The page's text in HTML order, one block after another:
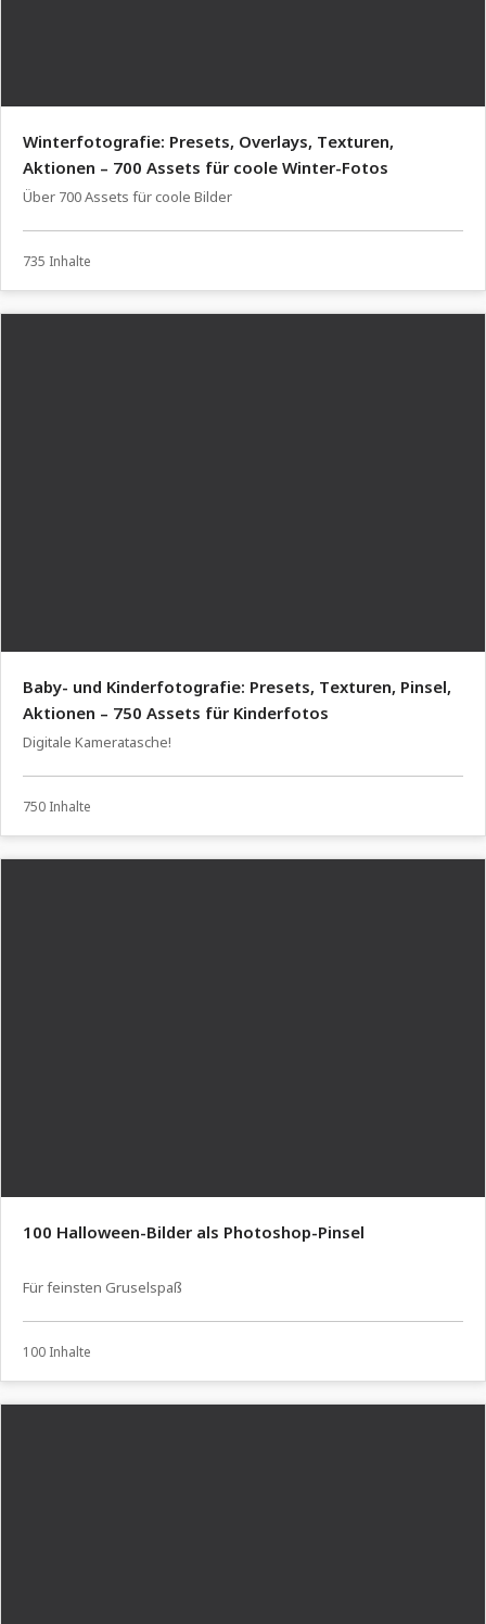
Winterfotografie: Presets, Overlays, Texturen,
Aktionen – 700 Assets für coole Winter-Fotos
Über 700 Assets für coole Bilder
735 Inhalte
Baby- und Kinderfotografie: Presets, Texturen, Pinsel,
Aktionen – 750 Assets für Kinderfotos
Digitale Kameratasche!
750 Inhalte
100 Halloween-Bilder als Photoshop-Pinsel
Für feinsten Gruselspaß
100 Inhalte